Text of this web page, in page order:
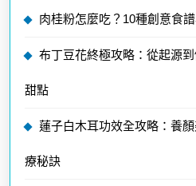
肉桂粉怎麼吃？10種創意食
布丁豆花終極攻略：從起源
甜點
蓮子白木耳功效全攻略：養
療秘訣